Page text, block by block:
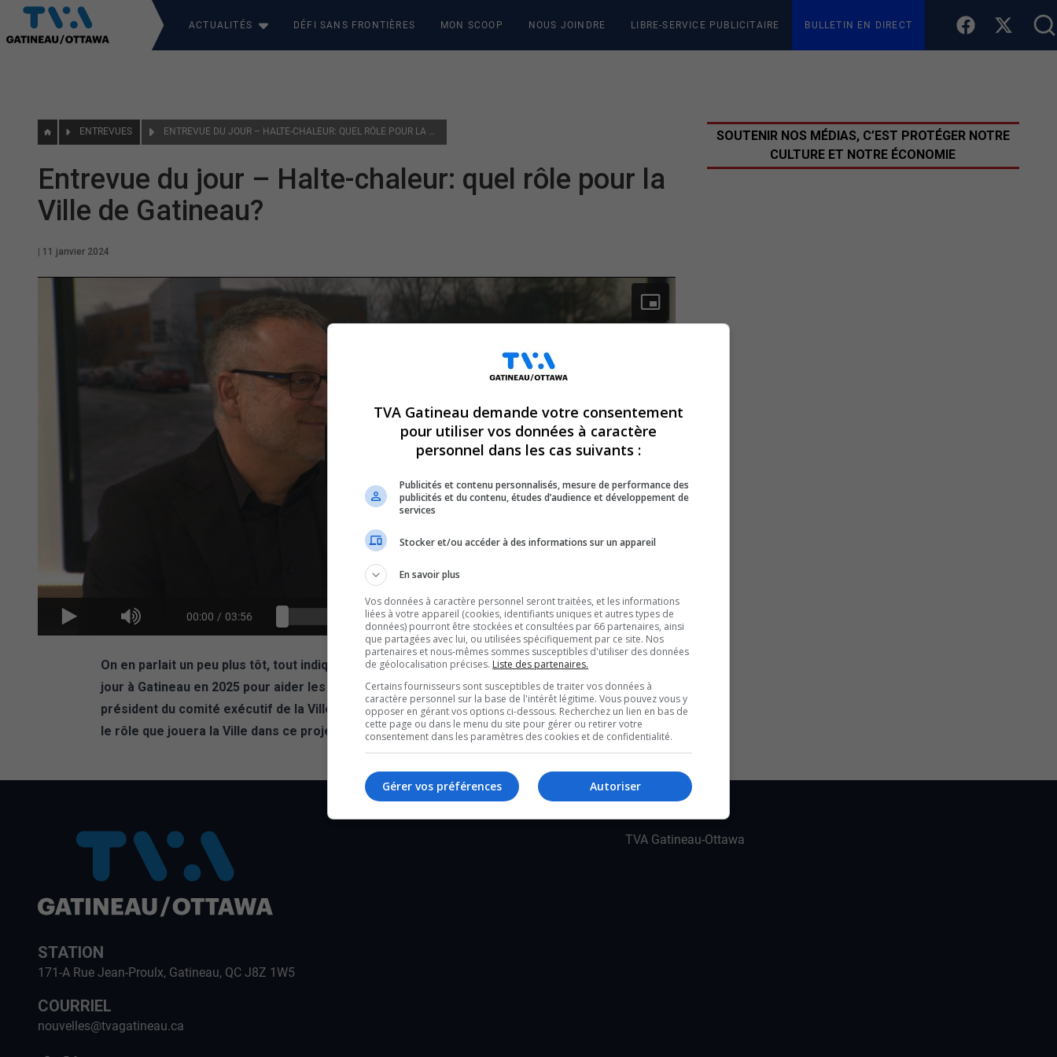
ACTUALITÉS DÉFI SANS FRONTIÈRES MON SCOOP NOUS JOINDRE LIBRE-SERVICE PUBLICITAIRE BULLETIN EN DIRECT
ENTREVUES ENTREVUE DU JOUR – HALTE-CHALEUR: QUEL RÔLE POUR LA VILLE DE GATINEAU?
Entrevue du jour – Halte-chaleur: quel rôle pour la
Ville de Gatineau?
11 janvier 2024
00:00 / 03:56
On en parlait un peu plus tôt, tout indique qu’une halte-chaleur permanente verra le
jour à Gatineau en 2025 pour aider les personnes en situation d’itinérance. Le
président du comité exécutif de la Ville de Gatineau, Daniel Champagne, nous partage
le rôle que jouera la Ville dans ce projet.
SOUTENIR NOS MÉDIAS, C’EST PROTÉGER NOTRE
CULTURE ET NOTRE ÉCONOMIE
STATION
171-A Rue Jean-Proulx, Gatineau, QC J8Z 1W5
COURRIEL
nouvelles@tvagatineau.ca
TVA Gatineau-Ottawa
TVA Gatineau demande votre consentement
pour utiliser vos données à caractère
personnel dans les cas suivants :
Publicités et contenu personnalisés, mesure de performance des
publicités et du contenu, études d’audience et développement de
services
Stocker et/ou accéder à des informations sur un appareil
En savoir plus
Vos données à caractère personnel seront traitées, et les informations
liées à votre appareil (cookies, identifiants uniques et autres types de
données) pourront être stockées et consultées par 66 partenaires, ainsi
que partagées avec lui, ou utilisées spécifiquement par ce site. Nos
partenaires et nous-mêmes sommes susceptibles d'utiliser des données
de géolocalisation précises. Liste des partenaires.
Certains fournisseurs sont susceptibles de traiter vos données à
caractère personnel sur la base de l'intérêt légitime. Vous pouvez vous y
opposer en gérant vos options ci-dessous. Recherchez un lien en bas de
cette page ou dans le menu du site pour gérer ou retirer votre
consentement dans les paramètres des cookies et de confidentialité.
Autoriser
Gérer vos préférences